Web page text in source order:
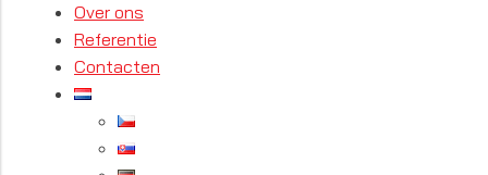
Over ons
Referentie
Contacten